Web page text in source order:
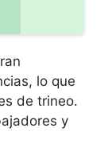
lo que
de trineo.
y